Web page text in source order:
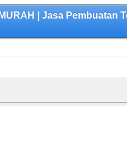
| Jasa Pembuatan